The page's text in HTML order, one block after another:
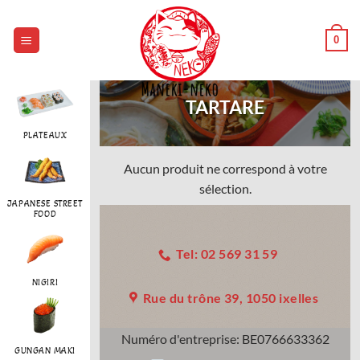
contenu
0
PLATEAUX
JAPANESE STREET
FOOD
NIGIRI
GUNGAN MAKI
TARTARE
Aucun produit ne correspond à votre
sélection.
Tel: 02 569 31 59
Rue du trône 39, 1050 ixelles
Numéro d'entreprise: BE0766633362